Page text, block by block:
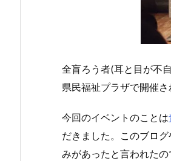
全盲ろう者(耳と目が不
県民福祉プラザで開催さ
今回のイベントのことは
だきました。このブログ
みがあったと言われたの